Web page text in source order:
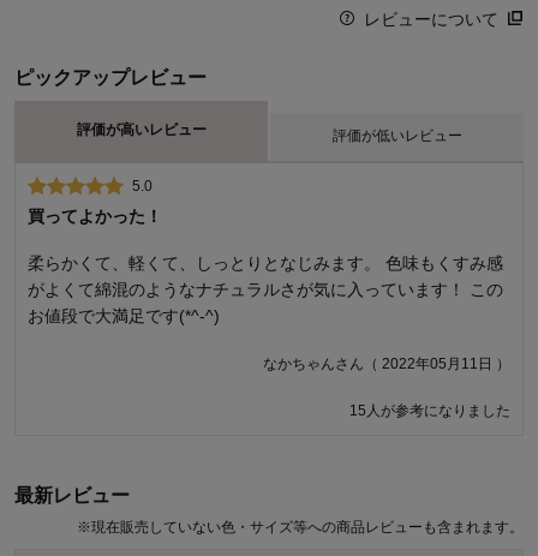
レビューについて
ピックアップレビュー
評価が高いレビュー 評価が低いレビュー
5.0
買ってよかった！
柔らかくて、軽くて、しっとりとなじみます。 色味もくすみ感
がよくて綿混のようなナチュラルさが気に入っています！ この
お値段で大満足です(*^-^)
なかちゃんさん（ 2022年05月11日 ）
15人が参考になりました
2.0
本当に防ダニ？
抗菌防臭、防ダニの商品を購入したのにどこにも表示が見当た
らない、というのも同じ素材、色、サイズの別商品があるので
区別がつかない、また送られてきた明細にも違う商品名が書か
品はとても柔らかくて肌触りもよくいいものだと思いますが、
商品のご購入、ならびにレビューへのご投稿ありがとうございます。
最新レビュー
※現在販売していない色・サイズ等への商品レビューも含まれます。